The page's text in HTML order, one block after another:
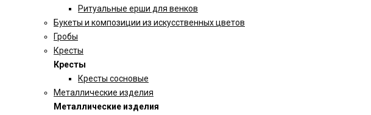
Ритуальные ерши для венков
Букеты и композиции из искусственных цветов
Гробы
Кресты
Кресты
Кресты сосновые
Металлические изделия
Металлические изделия